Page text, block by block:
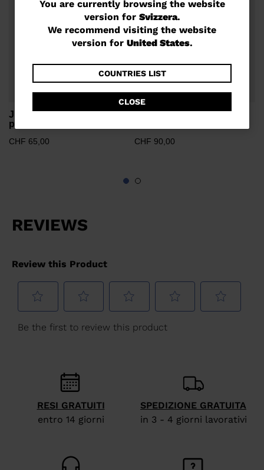
You
are
currently
website
version
for
Svizzera
the
website
for
United
States.
You are currently browsing the website
version for Svizzera.
We recommend visiting the website
version for United States.
COUNTRIES LIST
CLOSE
Junior unisex race ski
poles Speed SL
CHF 65,00
Unisex race ski poles
CHF 90,00
RESI GRATUITI
entro 14 giorni
SPEDIZIONE GRATUITA
in 3 - 4 giorni lavorativi